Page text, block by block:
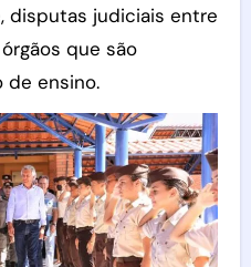
disputas judiciais entre
que são
de ensino.